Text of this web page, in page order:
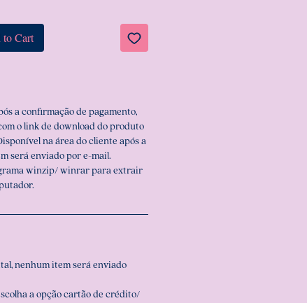
to Cart
a confirmação de pagamento,
o link de download do produto
na área do cliente após a
será enviado por e-mail.
winzip/ winrar para extrair
nenhum item será enviado
a opção cartão de crédito/